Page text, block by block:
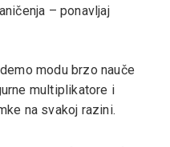
– ponavljaj
modu brzo nauče
multiplikatore i
na svakoj razini.